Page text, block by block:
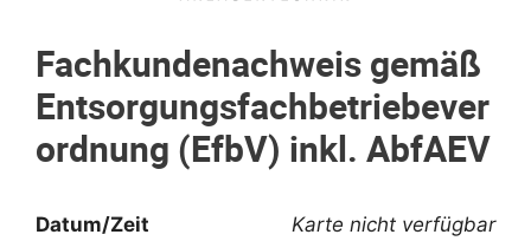
Fachkundenachweis gemäß
Entsorgungsfachbetriebever
ordnung (EfbV) inkl. AbfAEV
Karte nicht verfügbar
Datum/Zeit